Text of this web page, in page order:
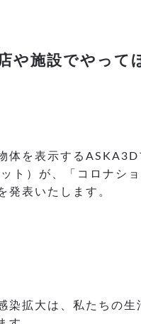
や施設でやって
体を表示する
ト）が、「コロナシ
発表いたします。
染拡大は、私たちの